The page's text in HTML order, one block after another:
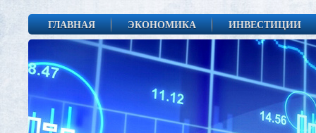
ГЛАВНАЯ ЭКОНОМИКА ИНВЕСТИЦИИ